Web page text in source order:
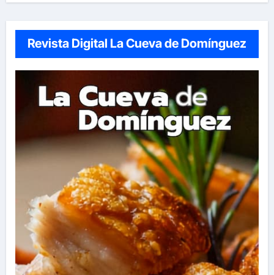
Revista Digital La Cueva de Domínguez